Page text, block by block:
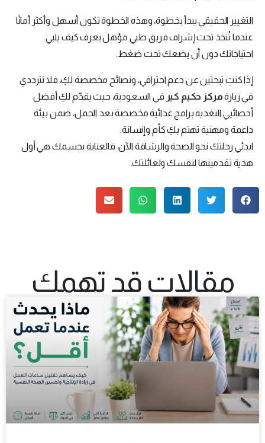
التغيير الحقيقي يبدأ بخطوة، وهذه الخطوة تكون أسهل وأكثر أمانًا
عندما تُتخذ تحت إشراف فريق طبي مؤهل يعرف كيف يلبي
احتياجاتك دون أن يضعك تحت ضغط.
إذا كنتِ تبحثين عن دعم احترافي، ونصائح مخصصة لكِ، فلا تترددي
في زيارةمركز حكيم كير في السعودية، حيث يقدّم لكِ أفضل
أخصائيي التغذية برامج غذائية مخصصة بعد الحمل، ضمن بيئة
داعمة ومهنية تهتم بكِ كأم وإنسانة.
ابدئي رحلتك نحو الصحة والرشاقة الآن، فالعناية بجسمك هي أول
هدية تقدمينها لنفسك ولعائلتك.
مقالات قد تهمك